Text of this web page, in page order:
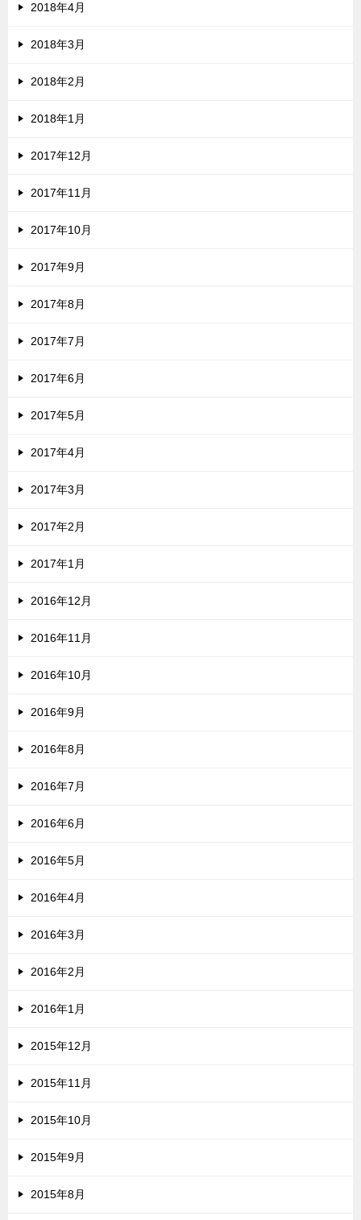
2018年4月
2018年3月
2018年2月
2018年1月
2017年12月
2017年11月
2017年10月
2017年9月
2017年8月
2017年7月
2017年6月
2017年5月
2017年4月
2017年3月
2017年2月
2017年1月
2016年12月
2016年11月
2016年10月
2016年9月
2016年8月
2016年7月
2016年6月
2016年5月
2016年4月
2016年3月
2016年2月
2016年1月
2015年12月
2015年11月
2015年10月
2015年9月
2015年8月